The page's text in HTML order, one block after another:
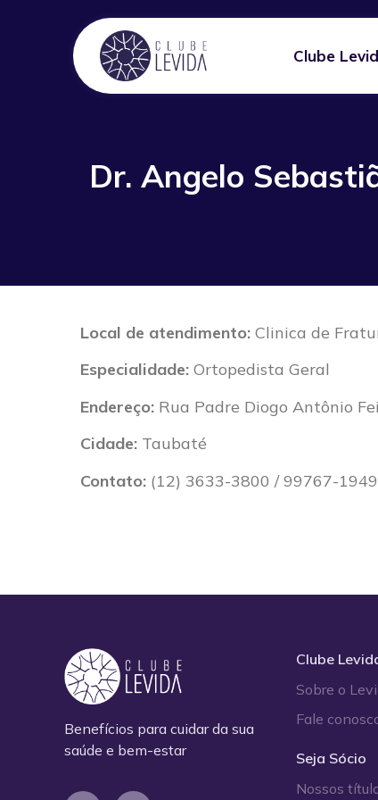
Clube
Dr. Angelo
Local de atendimento: Clinica de
Especialidade: Ortopedista Geral
Endereço: Rua Padre Diogo Antônio
Cidade: Taubaté
Contato: (12) 3633-3800 / 99767-1949
Benefícios para cuidar da sua
saúde e bem-estar
Clube
Sobre o
Fale
Seja Sócio
Nossos